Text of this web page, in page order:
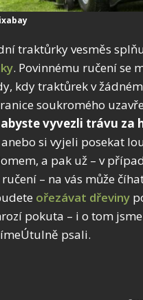
traktůrky vesměs
. Povinnému ručení se
kdy traktůrek v
soukromého
abyste vyvezli trávu za
anebo si vyjeli posekat
a pak už – v
– na vás může
ořezávat dřeviny
pokuta – i o tom
psali.